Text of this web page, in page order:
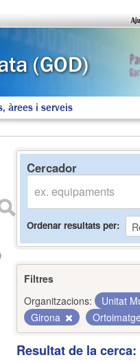
àrees i serveis
Cercador
Ordenar resultats per
Filtres
Organitzacions:
Unitat
Girona
Resultat de la